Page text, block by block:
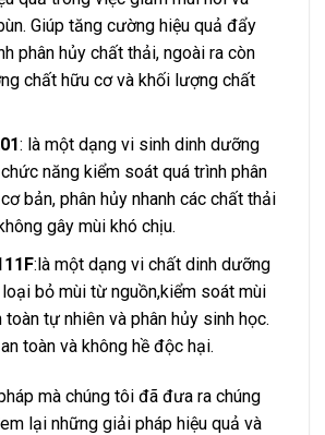
Giúp tăng cường hiệu quả đẩy
phân hủy chất thải, ngoài ra còn
chất hữu cơ và khối lượng chất
: là một dạng vi sinh dinh dưỡng
năng kiểm soát quá trình phân
bản, phân hủy nhanh các chất thải
gây mùi khó chịu.
:là một dạng vi chất dinh dưỡng
bỏ mùi từ nguồn,kiểm soát mùi
toàn tự nhiên và phân hủy sinh học.
toàn và không hề độc hại.
mà chúng tôi đã đưa ra chúng
lại những giải pháp hiệu quả và